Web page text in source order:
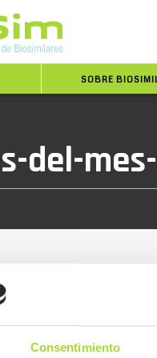
Consentimiento
SOBRE
del-